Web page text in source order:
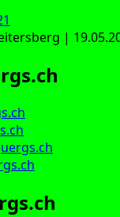
|